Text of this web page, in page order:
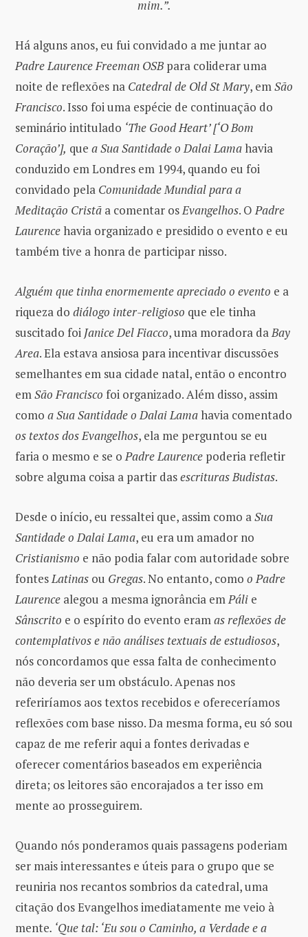
mim.”.
Há alguns anos, eu fui convidado a me juntar ao
Padre Laurence Freeman OSB para coliderar uma
noite de reflexões na Catedral de Old St Mary, emSão
Francisco. Isso foi uma espécie de continuação do
seminário intitulado ‘The Good Heart’ [‘O Bom
Coração’], que a Sua Santidade o Dalai Lamahavia
conduzido em Londres em 1994, quando eu foi
convidado pela Comunidade Mundial para a
Meditação Cristã a comentar osEvangelhos. OPadre
Laurencehavia organizado e presidido o evento e eu
também tive a honra de participar nisso.
Alguém que tinha enormemente apreciado o evento e a
riqueza do diálogo inter-religioso que ele tinha
suscitado foi Janice Del Fiacco, uma moradora daBay
Area. Ela estava ansiosa para incentivar discussões
semelhantes em sua cidade natal, então o encontro
emSão Francisco foi organizado. Além disso, assim
como a Sua Santidade o Dalai Lamahavia comentado
os textos dos Evangelhos, ela me perguntou se eu
faria o mesmo e se oPadre Laurence poderia refletir
sobre alguma coisa a partir dasescrituras Budistas.
Desde o início, eu ressaltei que, assim como aSua
Santidade o Dalai Lama, eu era um amador no
Cristianismo e não podia falar com autoridade sobre
fontesLatinas ou Gregas. No entanto, como o Padre
Laurence alegou a mesma ignorância emPáli e
Sânscrito e o espírito do evento eramas reflexões de
contemplativos e não análises textuais de estudiosos,
nós concordamos que essa falta de conhecimento
não deveria ser um obstáculo. Apenas nos
referiríamos aos textos recebidos e ofereceríamos
reflexões com base nisso. Da mesma forma, eu só sou
capaz de me referir aqui a fontes derivadas e
oferecer comentários baseados em experiência
direta; os leitores são encorajados a ter isso em
mente ao prosseguirem.
Quando nós ponderamos quais passagens poderiam
ser mais interessantes e úteis para o grupo que se
reuniria nos recantos sombrios da catedral, uma
citação dos Evangelhos imediatamente me veio à
mente. ‘Que tal: ‘Eu sou o Caminho, a Verdade e a